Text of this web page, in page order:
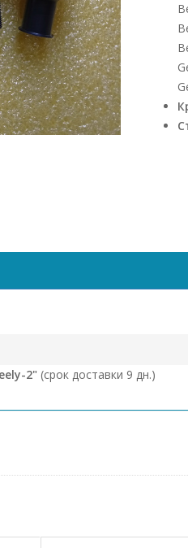
2" (срок доставки 9 дн.)